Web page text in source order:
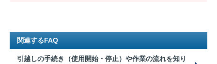
関連するFAQ
引越しの手続き（使用開始・停止）や作業の流れを知り